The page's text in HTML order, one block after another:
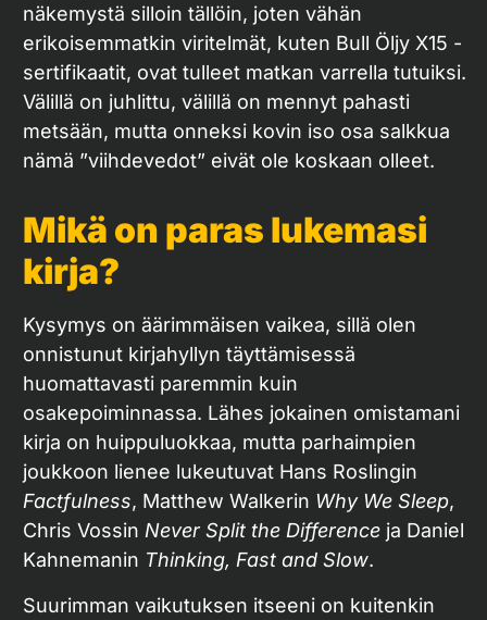
näkemystä silloin tällöin, joten vähän
erikoisemmatkin viritelmät, kuten Bull Öljy X15 -
sertifikaatit, ovat tulleet matkan varrella tutuiksi.
Välillä on juhlittu, välillä on mennyt pahasti
metsään, mutta onneksi kovin iso osa salkkua
nämä ”viihdevedot” eivät ole koskaan olleet.
Mikä on paras lukemasi
kirja?
Kysymys on äärimmäisen vaikea, sillä olen
onnistunut kirjahyllyn täyttämisessä
huomattavasti paremmin kuin
osakepoiminnassa. Lähes jokainen omistamani
kirja on huippuluokkaa, mutta parhaimpien
joukkoon lienee lukeutuvat Hans Roslingin
Factfulness, Matthew Walkerin Why We Sleep,
Chris Vossin Never Split the Difference ja Daniel
Kahnemanin Thinking, Fast and Slow.
Suurimman vaikutuksen itseeni on kuitenkin